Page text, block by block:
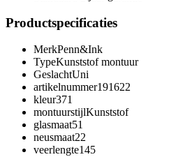
Productspecificaties
MerkPenn&Ink
TypeKunststof montuur
GeslachtUni
artikelnummer191622
kleur371
montuurstijlKunststof
glasmaat51
neusmaat22
veerlengte145